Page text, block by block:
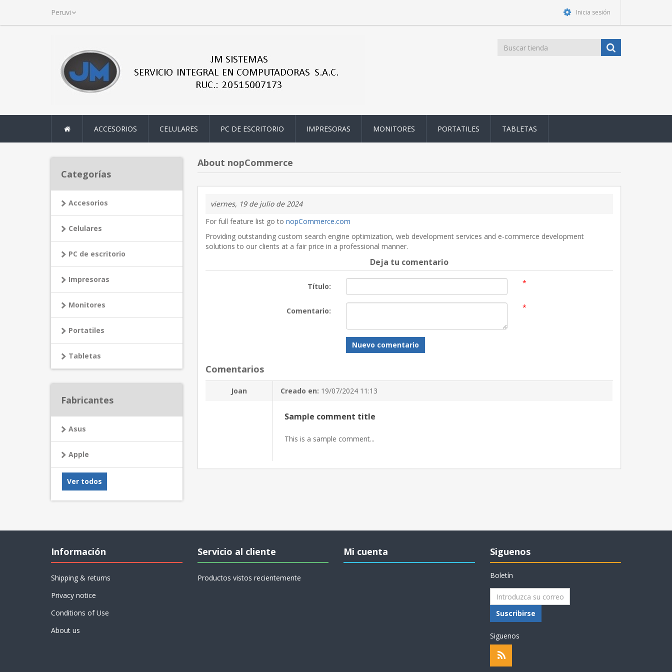
Inicia sesión
ACCESORIOS CELULARES PC DE ESCRITORIO IMPRESORAS MONITORES PORTATILES TABLETAS
About nopCommerce
viernes, 19 de julio de 2024
For full feature list go to nopCommerce.com
Providing outstanding custom search engine optimization, web development services and e-commerce development
solutions to our clients at a fair price in a professional manner.
Deja tu comentario
Título: *
Comentario: *
Nuevo comentario
Comentarios
Joan Creado en: 19/07/2024 11:13
Sample comment title
This is a sample comment...
Categorías
Accesorios
Celulares
PC de escritorio
Impresoras
Monitores
Portatiles
Tabletas
Fabricantes
Asus
Apple
Ver todos
Información
Shipping & returns
Privacy notice
Conditions of Use
About us
Servicio al cliente
Productos vistos recientemente
Mi cuenta Siguenos
Boletín
Suscribirse
Siguenos